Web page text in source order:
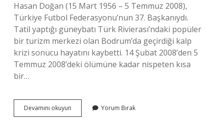
Hasan Doğan (15 Mart 1956 – 5 Temmuz 2008),
Türkiye Futbol Federasyonu’nun 37. Başkanıydı.
Tatil yaptığı güneybatı Türk Rivierası’ndaki popüler
bir turizm merkezi olan Bodrum’da geçirdiği kalp
krizi sonucu hayatını kaybetti. 14 Şubat 2008’den 5
Temmuz 2008’deki ölümüne kadar nispeten kısa
bir…
Devamını okuyun
Doğan
Yorum Bırak